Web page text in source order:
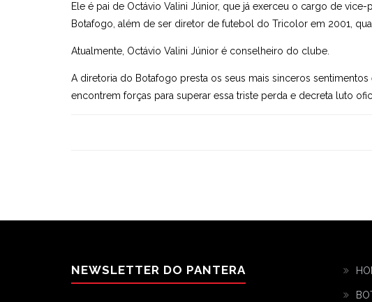
Ele é pai de Octávio Valini Júnior, que já exerceu o cargo de
Botafogo, além de ser diretor de futebol do Tricolor em 2001,
Atualmente, Octávio Valini Júnior é conselheiro do clube.
A diretoria do Botafogo presta os seus mais sinceros
encontrem forças para superar essa triste perda e decreta luto
NEWSLETTER DO PANTERA